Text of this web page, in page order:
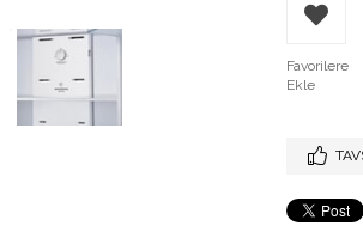
Favorilere
Ekle